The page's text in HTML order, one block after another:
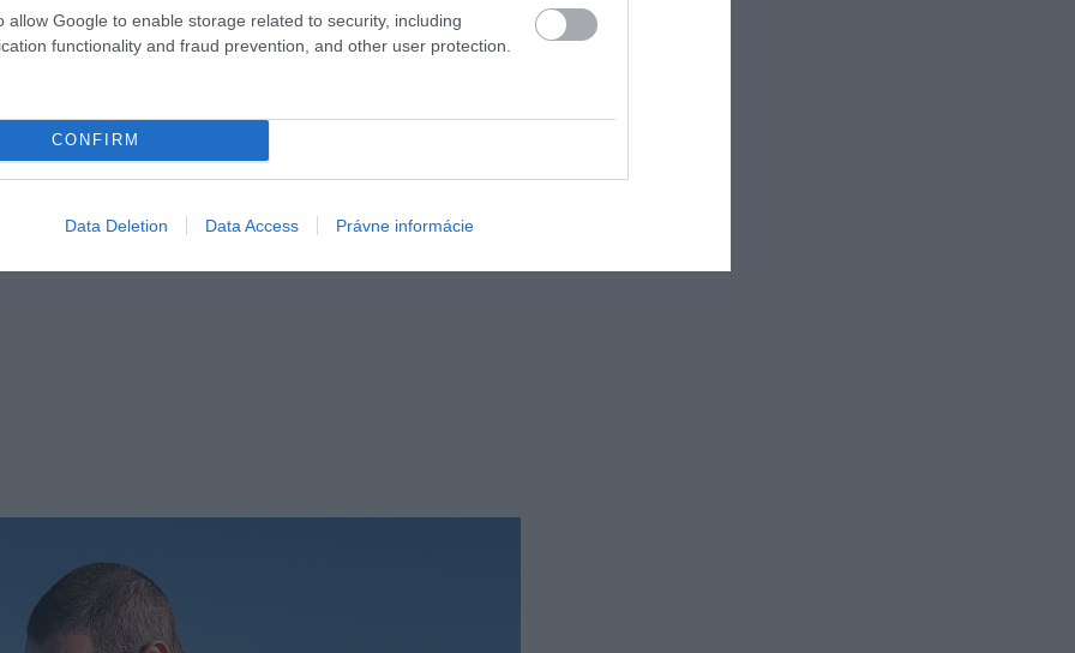
allow Google to enable storage related to security, including
functionality and fraud prevention, and other user protection.
CONFIRM
Data Deletion Data Access Právne informácie